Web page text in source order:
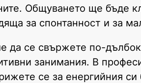
Общуването ще бъде
за спонтанност и за
да се свържете по-
занимания. В
се за енергийния си